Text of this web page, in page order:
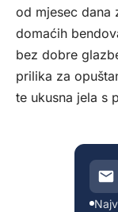
od mjesec dana
domaćih
bez dobre
prilika za
te ukusna jela s